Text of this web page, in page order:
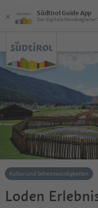
Südtirol Guide App
Der digitale Reisebegleiter
Kultur und Sehenswürdigkeiten
Loden